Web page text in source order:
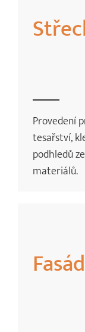
Provedení
tesařství,
podhledů
materiálů.